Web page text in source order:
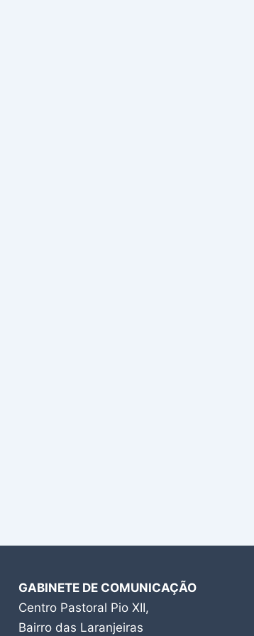
GABINETE DE COMUNICAÇÃO
Centro Pastoral Pio XII,
Bairro das Laranjeiras